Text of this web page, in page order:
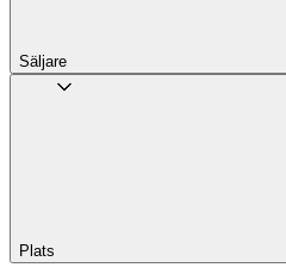
Säljare
Plats